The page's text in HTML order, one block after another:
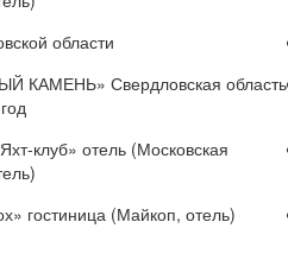
области
КАМЕНЬ» Свердловская область
клуб» отель (Московская
гостиница (Майкоп, отель)